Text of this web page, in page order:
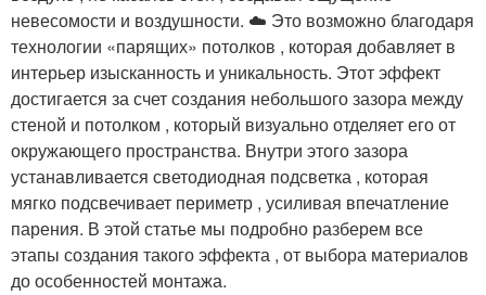
невесомости и воздушности. ☁️ Это возможно благодаря
технологии «парящих» потолков , которая добавляет в
интерьер изысканность и уникальность. Этот эффект
достигается за счет создания небольшого зазора между
стеной и потолком , который визуально отделяет его от
окружающего пространства. Внутри этого зазора
устанавливается светодиодная подсветка , которая
мягко подсвечивает периметр , усиливая впечатление
парения. В этой статье мы подробно разберем все
этапы создания такого эффекта , от выбора материалов
до особенностей монтажа.